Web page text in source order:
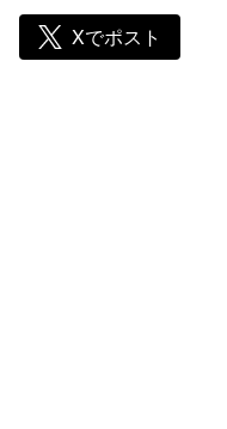
Xでポスト